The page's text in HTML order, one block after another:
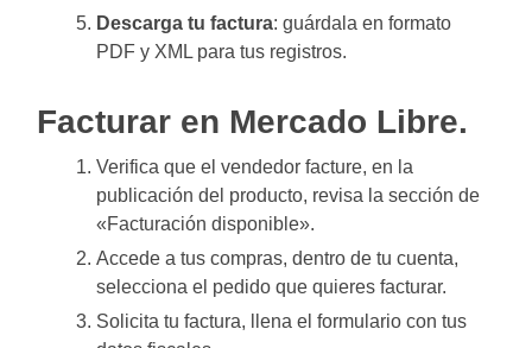
Descarga tu factura: guárdala en formato
PDF y XML para tus registros.
Facturar en Mercado Libre.
Verifica que el vendedor facture, en la
publicación del producto, revisa la sección de
«Facturación disponible».
Accede a tus compras, dentro de tu cuenta,
selecciona el pedido que quieres facturar.
Solicita tu factura, llena el formulario con tus